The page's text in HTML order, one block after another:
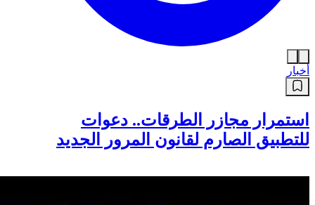
أخبار
استمرار مجازر الطرقات.. دعوات
للتطبيق الصارم لقانون المرور الجديد